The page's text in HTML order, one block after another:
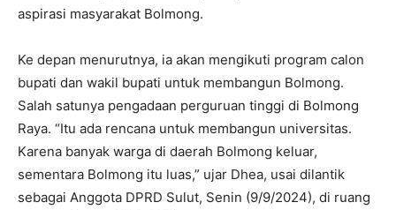
aspirasi masyarakat Bolmong.
Ke depan menurutnya, ia akan mengikuti program calon
bupati dan wakil bupati untuk membangun Bolmong.
Salah satunya pengadaan perguruan tinggi di Bolmong
Raya. “Itu ada rencana untuk membangun universitas.
Karena banyak warga di daerah Bolmong keluar,
sementara Bolmong itu luas,” ujar Dhea, usai dilantik
sebagai Anggota DPRD Sulut, Senin (9/9/2024), di ruang